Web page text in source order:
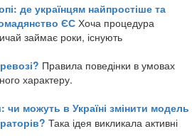
де українцям найпростіше та
ЄС Хоча процедура
займає роки, існують
Правила поведінки в умовах
характеру.
чи можуть в Україні змінити модель
Така ідея викликала активні